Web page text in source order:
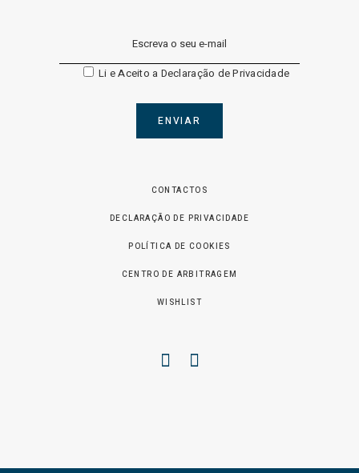
Li e Aceito a Declaração de Privacidade
ENVIAR
CONTACTOS
DECLARAÇÃO DE PRIVACIDADE
POLÍTICA DE COOKIES
CENTRO DE ARBITRAGEM
WISHLIST